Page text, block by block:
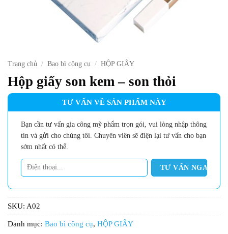
Trang chủ / Bao bì công cụ / HỘP GIÂY
Hộp giấy son kem – son thỏi
TƯ VẤN VỀ SẢN PHẨM NÀY
Bạn cần tư vấn gia công mỹ phẩm trọn gói, vui lòng nhập thông
tin và gửi cho chúng tôi. Chuyên viên sẽ điện lại tư vấn cho bạn
sớm nhất có thể.
SKU: A02
Danh mục: Bao bì công cụ, HỘP GIÂY